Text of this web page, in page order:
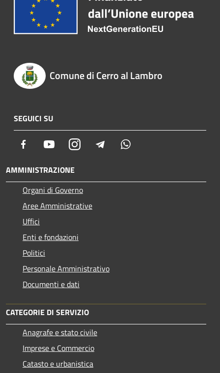
Comune di Cerro al Lambro
SEGUICI SU
Facebook YoutubeInstagram Telegram
AMMINISTRAZIONE
Organi di Governo
Aree Amministrative
Uffici
Enti e fondazioni
Politici
Personale Amministrativo
Documenti e dati
CATEGORIE DI SERVIZIO
Anagrafe e stato civile
Imprese e Commercio
Catasto e urbanistica